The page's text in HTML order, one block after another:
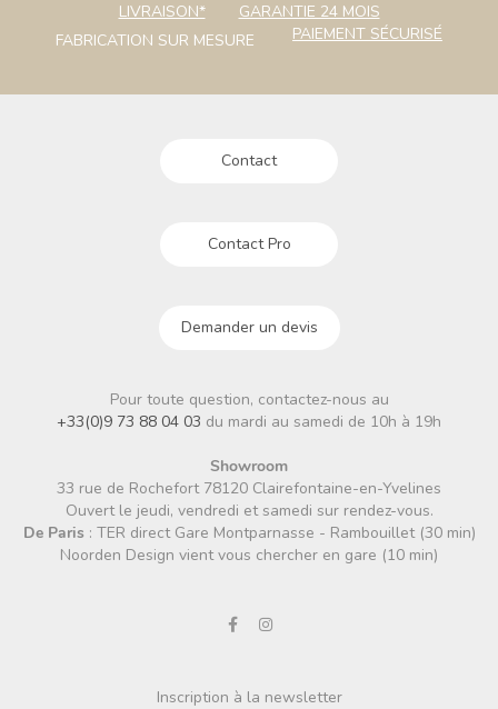
LIVRAISON*
GARANTIE 24 MOIS
FABRICATION SUR MESURE
PAIEMENT SÉCURISÉ
Contact
Contact Pro
Demander un devis
Pour toute question, contactez-nous au
+33(0)9 73 88 04 03 du mardi au samedi de 10h à 19h
Showroom
33 rue de Rochefort 78120 Clairefontaine-en-Yvelines
Ouvert le jeudi, vendredi et samedi sur rendez-vous.
De Paris : TER direct Gare Montparnasse - Rambouillet (30 min)
Noorden Design vient vous chercher en gare (10 min)
Inscription à la newsletter